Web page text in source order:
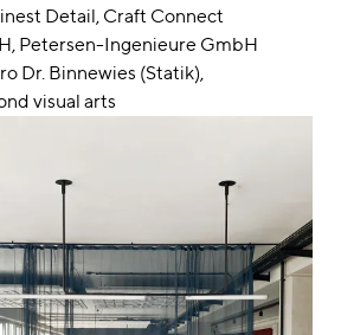
Detail, Craft Connect
Petersen-Ingenieure GmbH
Dr. Binnewies (Statik),
visual arts